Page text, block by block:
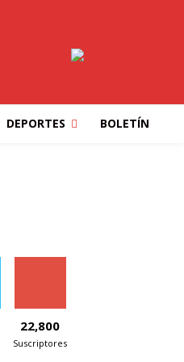
DEPORTES BOLETÍN
22,800
Suscriptores